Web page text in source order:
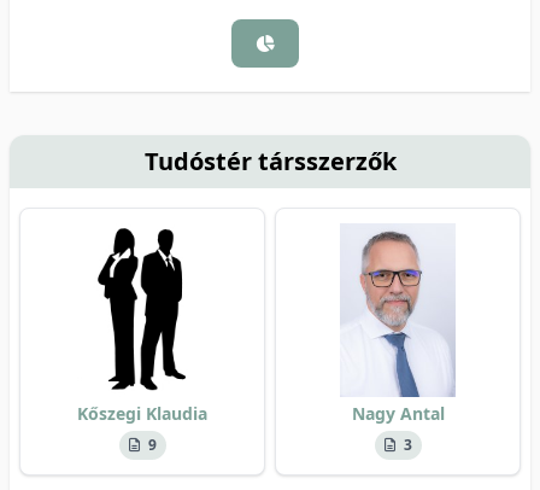
Tudóstér társszerzők
Kőszegi Klaudia
9
Nagy Antal
3